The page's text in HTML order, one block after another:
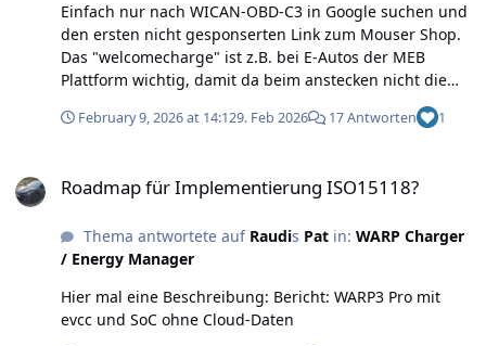
Einfach nur nach WICAN-OBD-C3 in Google suchen und
den ersten nicht gesponserten Link zum Mouser Shop.
Das "welcomecharge" ist z.B. bei E-Autos der MEB
Plattform wichtig, damit da beim anstecken nicht die
rote LED an geht. Dadurch wird sofort beim anstecken
mit dem beladen begonnen und wenn keine Sonne da
die LED an PKW nach dem weiß blinken nach einem
genutzt, daher denke ich, dass der Elroq sicherlich auch
funktioniert. Hier gibt es auch noch umfangreiche Infos:
February 9, 2026 at 14:129. Feb 2026 17 Antworten 1
Roadmap für Implementierung ISO15118?
Thema antwortete auf Raudis Patin: WARP Charger
/ Energy Manager
Hier mal eine Beschreibung: Bericht: WARP3 Pro mit
evcc und SoC ohne Cloud-Daten